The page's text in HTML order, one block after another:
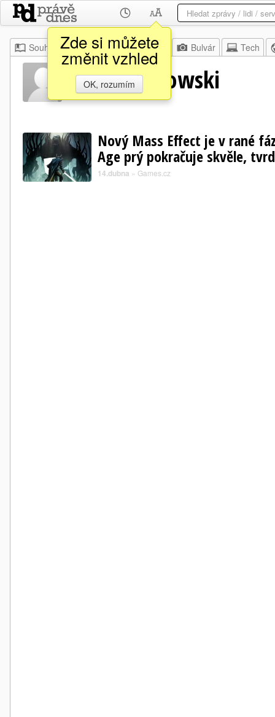
Zde si můžete
změnit vzhled
OK, rozumím
Souhrn Moje Z domova Bulvár Tech
Maciej Kurowski
Nový Mass Effect je v rané
Age prý pokračuje skvěle,
14.dubna » Games.cz